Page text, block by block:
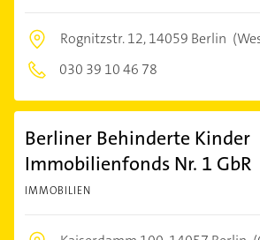
Rognitzstr. 12,14059 Berlin
030 39 10 46 78
Berliner Behinderte Kinder
Immobilienfonds Nr. 1 GbR
IMMOBILIEN